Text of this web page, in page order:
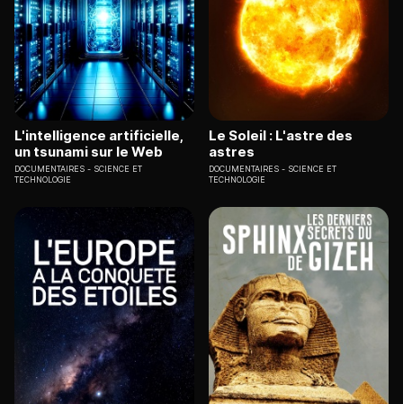
L'intelligence artificielle,
un tsunami sur le Web
DOCUMENTAIRES
SCIENCE ET
TECHNOLOGIE
Le Soleil : L'astre des
astres
DOCUMENTAIRES
SCIENCE ET
TECHNOLOGIE